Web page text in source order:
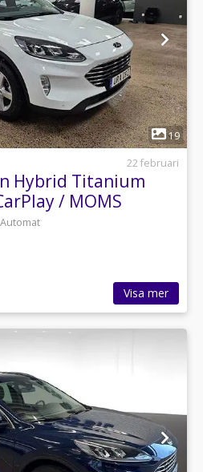
1
19
22 februari
Hybrid Titanium
/ MOMS
Automat
Visa mer